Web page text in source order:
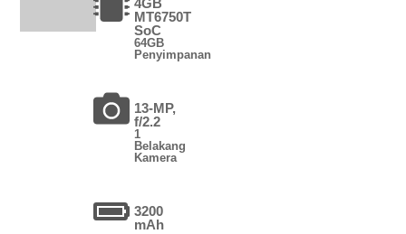
4GB
MT6750T
SoC
64GB
Penyimpanan
13-MP,
f/2.2
1
Belakang
Kamera
3200
mAh